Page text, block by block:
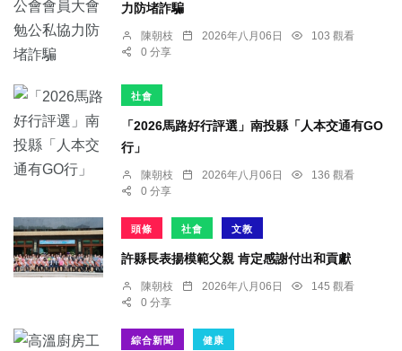
力防堵詐騙
陳朝枝 2026年八月06日
103 觀看
0 分享
社會
「2026馬路好行評選」南投縣「人本交通有GO
行」
陳朝枝 2026年八月06日
136 觀看
0 分享
頭條 社會 文教
許縣長表揚模範父親 肯定感謝付出和貢獻
陳朝枝 2026年八月06日
145 觀看
0 分享
綜合新聞 健康